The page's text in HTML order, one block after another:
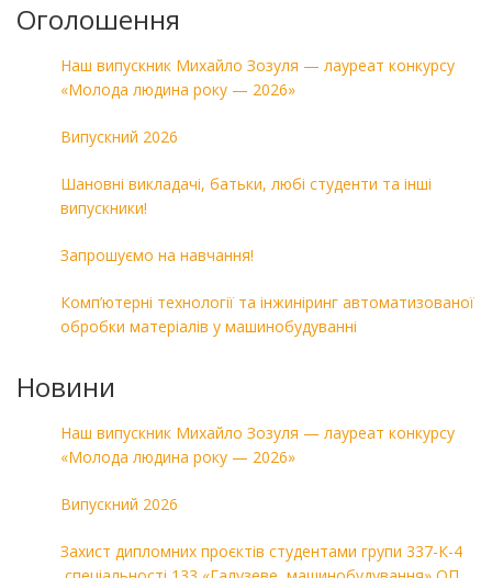
Оголошення
Наш випускник Михайло Зозуля — лауреат конкурсу
«Молода людина року — 2026»
Випускний 2026
Шановні викладачі, батьки, любі студенти та інші
випускники!
Запрошуємо на навчання!
Комп’ютерні технології та інжиніринг автоматизованої
обробки матеріалів у машинобудуванні
Новини
Наш випускник Михайло Зозуля — лауреат конкурсу
«Молода людина року — 2026»
Випускний 2026
Захист дипломних проєктів студентами групи 337-К-4